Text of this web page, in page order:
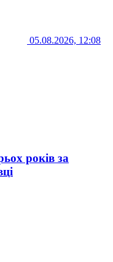
05.08.2026, 12:08
років за